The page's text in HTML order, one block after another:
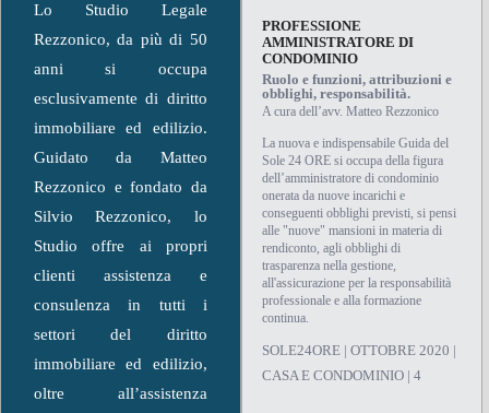
Lo Studio Legale
Rezzonico, da più di 50
anni si occupa
esclusivamente di diritto
immobiliare ed edilizio.
Guidato da Matteo
Rezzonico e fondato da
Silvio Rezzonico, lo
Studio offre ai propri
clienti assistenza e
consulenza in tutti i
settori del diritto
immobiliare ed edilizio,
oltre all’assistenza
PROFESSIONE
AMMINISTRATORE DI
CONDOMINIO
Ruolo e funzioni, attribuzioni e
obblighi, responsabilità.
A cura dell’avv. Matteo Rezzonico
La nuova e indispensabile Guida del
Sole 24 ORE si occupa della figura
dell’amministratore di condominio
onerata da nuove incarichi e
conseguenti obblighi previsti, si pensi
alle "nuove" mansioni in materia di
rendiconto, agli obblighi di
trasparenza nella gestione,
all'assicurazione per la responsabilità
professionale e alla formazione
continua.
SOLE24ORE | OTTOBRE 2020 |
CASA E CONDOMINIO | 4